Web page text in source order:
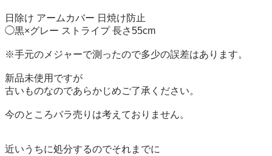
日除け アームカバー 日焼け防止
◯黒×グレー ストライプ 長さ55cm
※手元のメジャーで測ったので多少の誤差はあります。
新品未使用ですが
古いものなのであらかじめご了承ください。
今のところバラ売りは考えておりません。
近いうちに処分するのでそれまでに